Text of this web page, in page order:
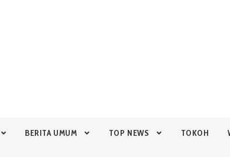
BERITA UMUM TOP NEWS TOKOH